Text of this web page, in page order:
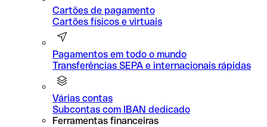
Cartões de pagamento
Cartões físicos e virtuais
Pagamentos em todo o mundo
Transferências SEPA e internacionais rápidas
Várias contas
Subcontas com IBAN dedicado
Ferramentas financeiras